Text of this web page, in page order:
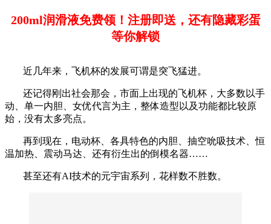
200ml润滑液免费领！注册即送，还有隐藏彩蛋
等你解锁
近几年来，飞机杯的发展可谓是突飞猛进。
还记得刚出社会那会，市面上出现的飞机杯，大多数以手
动、单一内胆、女优代言为主，整体造型以及功能都比较原
始，没有太多亮点。
再到现在，电动杯、各具特色的内胆、抽空吮吸技术、恒
温加热、震动马达、还有衍生出的倒模名器……
甚至还有AI技术的元宇宙系列，花样数不胜数。